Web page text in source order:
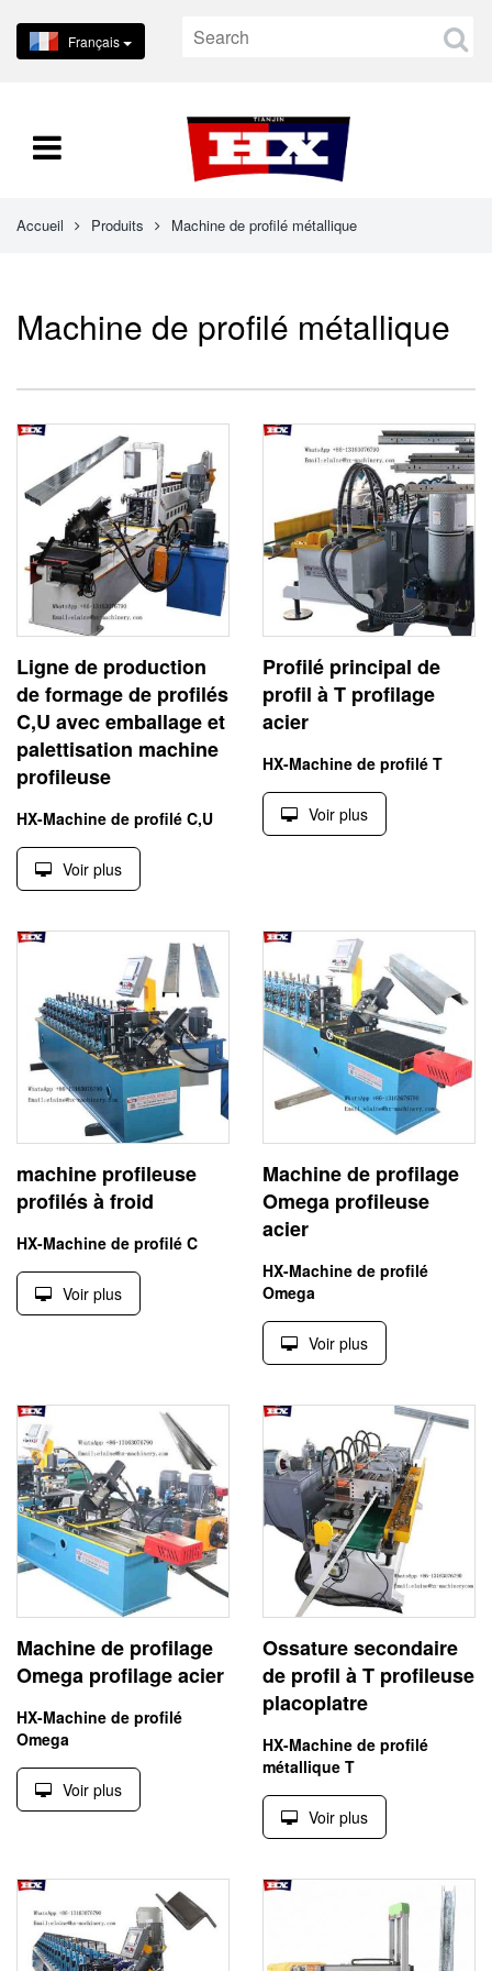
Français
Accueil Produits Machine de profilé métallique
Machine de profilé métallique
Ligne de production
de formage de profilés
C,U avec emballage et
palettisation machine
profileuse
HX-Machine de profilé C,U
Voir plus
Profilé principal de
profil à T profilage
acier
HX-Machine de profilé T
Voir plus
machine profileuse
profilés à froid
HX-Machine de profilé C
Voir plus
Machine de profilage
Omega profileuse
acier
HX-Machine de profilé
Omega
Voir plus
Machine de profilage
Omega profilage acier
HX-Machine de profilé
Omega
Voir plus
Ossature secondaire
de profil à T profileuse
placoplatre
HX-Machine de profilé
métallique T
Voir plus